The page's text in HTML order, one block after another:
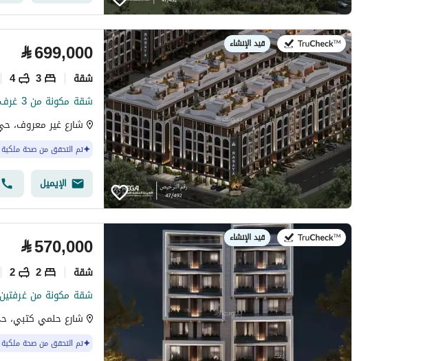
في:قيد الإنشاء ⃁699,000
شقة 3
4
شقة مكونة من 3 غرف نوم للبيع في أبحر الجنوبية، جدة
شارع غير معروف،
تم التحقق من صحة ملكية
الإيميل
في:قيد الإنشاء ⃁570,000
شقة 2
2
شارع حلمي كتبي،
تم التحقق من صحة ملكية